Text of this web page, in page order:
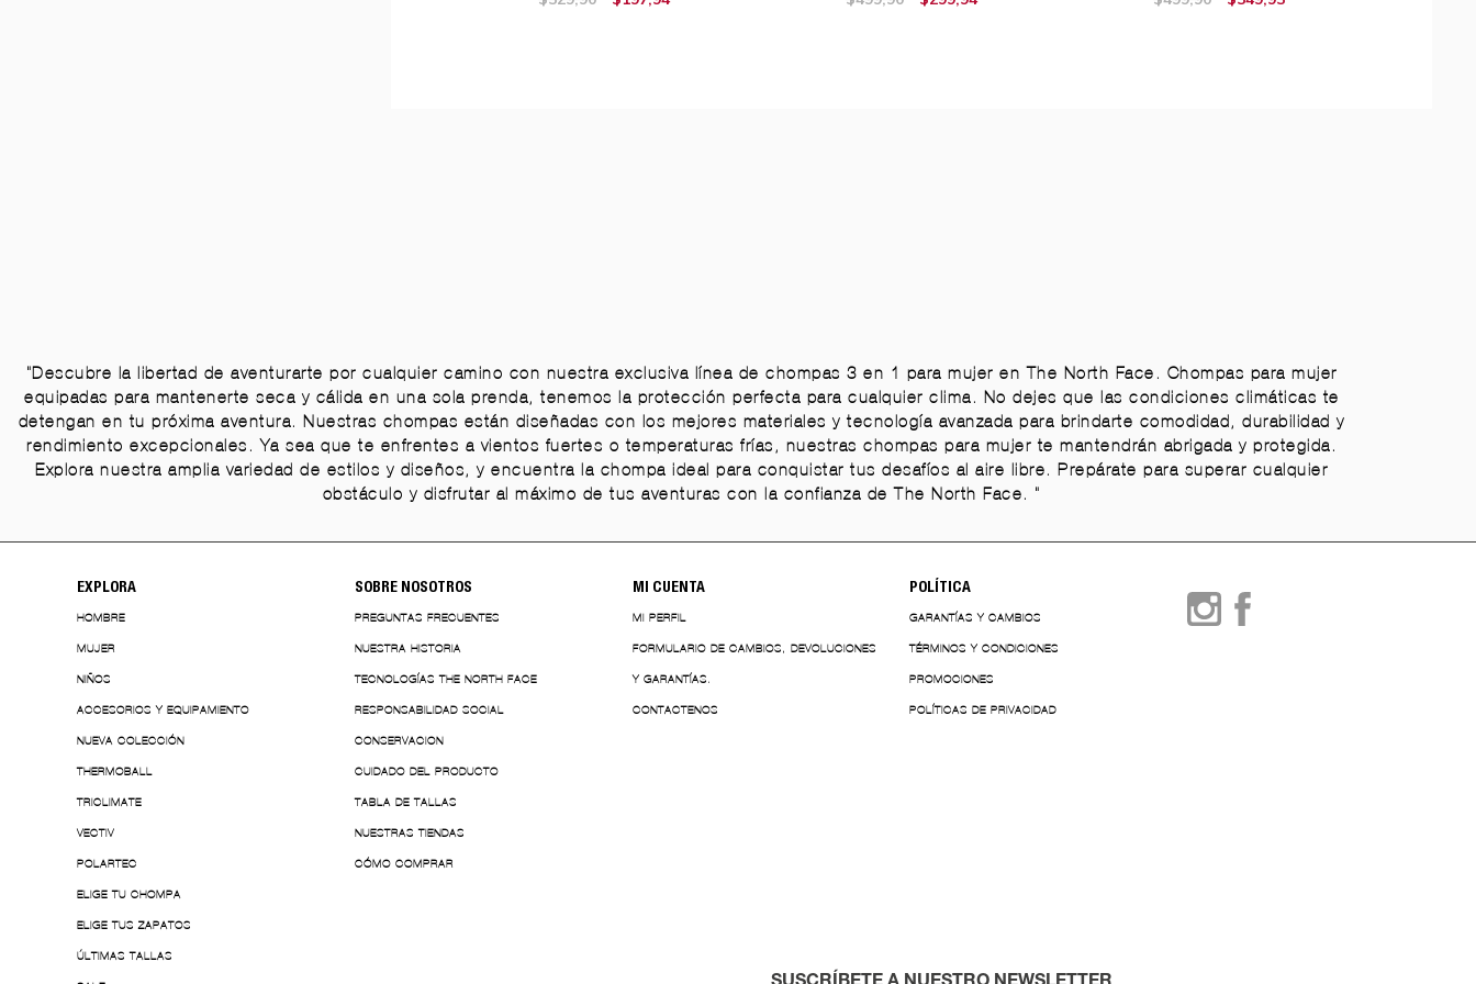
"Descubre la libertad de aventurarte por cualquier camino con nuestra exclusiva línea de chompas 3 en 1 para mujer en The North Face. Chompas para mujer
equipadas para mantenerte seca y cálida en una sola prenda, tenemos la protección perfecta para cualquier clima. No dejes que las condiciones climáticas te
detengan en tu próxima aventura. Nuestras chompas están diseñadas con los mejores materiales y tecnología avanzada para brindarte comodidad, durabilidad y
rendimiento excepcionales. Ya sea que te enfrentes a vientos fuertes o temperaturas frías, nuestras chompas para mujer te mantendrán abrigada y protegida.
Explora nuestra amplia variedad de estilos y diseños, y encuentra la chompa ideal para conquistar tus desafíos al aire libre. Prepárate para superar cualquier
obstáculo y disfrutar al máximo de tus aventuras con la confianza de The North Face. "
EXPLORA
HOMBRE
MUJER
NIÑOS
ACCESORIOS Y EQUIPAMIENTO
NUEVA COLECCIÓN
THERMOBALL
TRICLIMATE
VECTIV
POLARTEC
ELIGE TU CHOMPA
ELIGE TUS ZAPATOS
ÚLTIMAS TALLAS
SOBRE NOSOTROS
PREGUNTAS FRECUENTES
NUESTRA HISTORIA
TECNOLOGÍAS THE NORTH FACE
RESPONSABILIDAD SOCIAL
CONSERVACION
CUIDADO DEL PRODUCTO
TABLA DE TALLAS
NUESTRAS TIENDAS
CÓMO COMPRAR
MI CUENTA
MI PERFIL
FORMULARIO DE CAMBIOS, DEVOLUCIONES
Y GARANTÍAS.
CONTACTENOS
POLÍTICA
GARANTÍAS Y CAMBIOS
TÉRMINOS Y CONDICIONES
PROMOCIONES
POLÍTICAS DE PRIVACIDAD